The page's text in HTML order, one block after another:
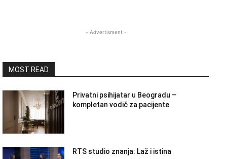
- Advertisment -
MOST READ
Privatni psihijatar u Beogradu –
kompletan vodič za pacijente
RTS studio znanja: Laž i istina